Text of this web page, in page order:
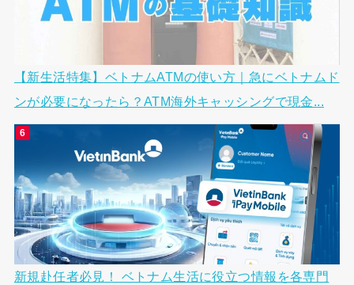
【新生活特集】ベトナムATMの使い方｜急にベトナムド
ンが必要になったら？ATM海外キャッシングで現金...
新規赴任者必見！ ベトナム生活に役立つ情報を各専門